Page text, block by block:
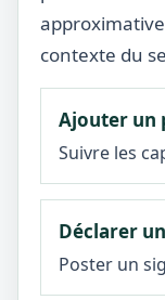
contexte du
Ajouter un
Suivre les
Déclarer
Poster un